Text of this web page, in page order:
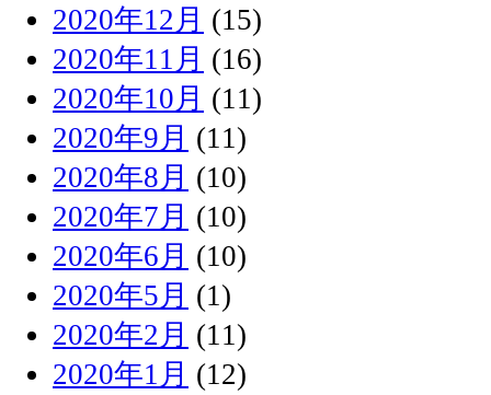
2020年12月 (15)
2020年11月 (16)
2020年10月 (11)
2020年9月 (11)
2020年8月 (10)
2020年7月 (10)
2020年6月 (10)
2020年5月 (1)
2020年2月 (11)
2020年1月 (12)